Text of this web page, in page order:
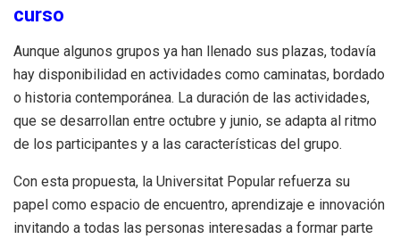
curso
Aunque algunos grupos ya han llenado sus plazas, todavía
hay disponibilidad en actividades como caminatas, bordado
o historia contemporánea. La duración de las actividades,
que se desarrollan entre octubre y junio, se adapta al ritmo
de los participantes y a las características del grupo.
Con esta propuesta, la Universitat Popular refuerza su
papel como espacio de encuentro, aprendizaje e innovación
invitando a todas las personas interesadas a formar parte